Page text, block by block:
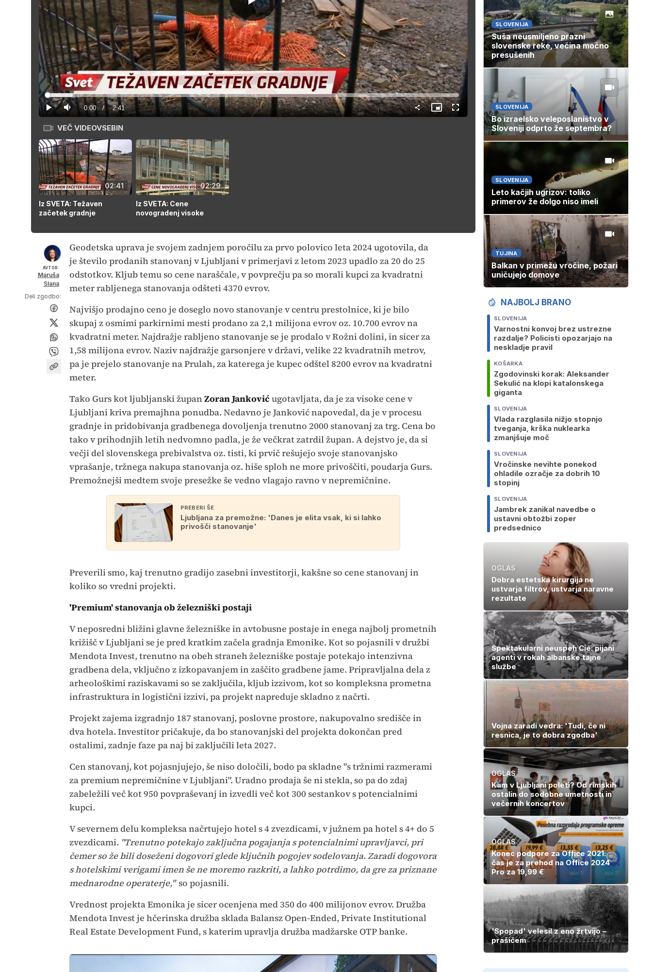
Predvajaj
PredvajajTiho Current
Time
0:00 / Duration
2:41
Loaded:
6.13%
Slika
v
Celozaslonski
način
VEČ VIDEOVSEBIN
02:41
Iz SVETA: Težaven
začetek gradnje
02:29
Iz SVETA: Cene
novogradenj visoke
AVTOR:
Maruša
Slana
Deli zgodbo:
Geodetska uprava je svojem zadnjem poročilu za prvo polovico leta 2024 ugotovila, da
je število prodanih stanovanj v Ljubljani v primerjavi z letom 2023 upadlo za 20 do 25
odstotkov. Kljub temu so cene naraščale, v povprečju pa so morali kupci za kvadratni
meter rabljenega stanovanja odšteti 4370 evrov.
Najvišjo prodajno ceno je doseglo novo stanovanje v centru prestolnice, ki je bilo
skupaj z osmimi parkirnimi mesti prodano za 2,1 milijona evrov oz. 10.700 evrov na
kvadratni meter. Najdražje rabljeno stanovanje se je prodalo v Rožni dolini, in sicer za
1,58 milijona evrov. Naziv najdražje garsonjere v državi, velike 22 kvadratnih metrov,
pa je prejelo stanovanje na Prulah, za katerega je kupec odštel 8200 evrov na kvadratni
meter.
Tako Gurs kot ljubljanski županZoran Janković ugotavljata, da je za visoke cene v
Ljubljani kriva premajhna ponudba. Nedavno je Janković napovedal, da je v procesu
gradnje in pridobivanja gradbenega dovoljenja trenutno 2000 stanovanj za trg. Cena bo
tako v prihodnjih letih nedvomno padla, je že večkrat zatrdil župan. A dejstvo je, da si
večji del slovenskega prebivalstva oz. tisti, ki prvič rešujejo svoje stanovanjsko
vprašanje, tržnega nakupa stanovanja oz. hiše sploh ne more privoščiti, poudarja Gurs.
Premožnejši medtem svoje presežke še vedno vlagajo ravno v nepremičnine.
PREBERI ŠE
Ljubljana za premožne: 'Danes je elita vsak, ki si lahko
privošči stanovanje'
Preverili smo, kaj trenutno gradijo zasebni investitorji, kakšne so cene stanovanj in
koliko so vredni projekti.
'Premium' stanovanja ob železniški postaji
V neposredni bližini glavne železniške in avtobusne postaje in enega najbolj prometnih
križišč v Ljubljani se je pred kratkim začela gradnja Emonike. Kot so pojasnili v družbi
Mendota Invest, trenutno na obeh straneh železniške postaje potekajo intenzivna
gradbena dela, vključno z izkopavanjem in zaščito gradbene jame. Pripravljalna dela z
arheološkimi raziskavami so se zaključila, kljub izzivom, kot so kompleksna prometna
infrastruktura in logistični izzivi, pa projekt napreduje skladno z načrti.
Projekt zajema izgradnjo 187 stanovanj, poslovne prostore, nakupovalno središče in
dva hotela. Investitor pričakuje, da bo stanovanjski del projekta dokončan pred
ostalimi, zadnje faze pa naj bi zaključili leta 2027.
Cen stanovanj, kot pojasnjujejo, še niso določili, bodo pa skladne "s tržnimi razmerami
za premium nepremičnine v Ljubljani". Uradno prodaja še ni stekla, so pa do zdaj
zabeležili več kot 950 povpraševanj in izvedli več kot 300 sestankov s potencialnimi
kupci.
V severnem delu kompleksa načrtujejo hotel s 4 zvezdicami, v južnem pa hotel s 4+ do 5
zvezdicami. "Trenutno potekajo zaključna pogajanja s potencialnimi upravljavci, pri
čemer so že bili doseženi dogovori glede ključnih pogojev sodelovanja. Zaradi dogovora
s hotelskimi verigami imen še ne moremo razkriti, a lahko potrdimo, da gre za priznane
mednarodne operaterje,"so pojasnili.
Vrednost projekta Emonika je sicer ocenjena med 350 do 400 milijonov evrov. Družba
Mendota Invest je hčerinska družba sklada Balansz Open-Ended, Private Institutional
Real Estate Development Fund, s katerim upravlja družba madžarske OTP banke.
SLOVENIJA
Suša neusmiljeno prazni
slovenske reke, večina močno
presušenih
SLOVENIJA
Bo izraelsko veleposlaništvo v
Sloveniji odprto že septembra?
SLOVENIJA
Leto kačjih ugrizov: toliko
primerov že dolgo niso imeli
TUJINA
Balkan v primežu vročine, požari
uničujejo domove
NAJBOLJ BRANO
SLOVENIJA
Varnostni konvoj brez ustrezne
razdalje? Policisti opozarjajo na
neskladje pravil
KOŠARKA
Zgodovinski korak: Aleksander
Sekulić na klopi katalonskega
giganta
SLOVENIJA
Vlada razglasila nižjo stopnjo
tveganja, krška nuklearka
zmanjšuje moč
SLOVENIJA
Vročinske nevihte ponekod
ohladile ozračje za dobrih 10
stopinj
SLOVENIJA
Jambrek zanikal navedbe o
ustavni obtožbi zoper
predsednico
OGLAS
Dobra estetska kirurgija ne
ustvarja filtrov, ustvarja naravne
rezultate
Spektakularni neuspeh Cie: pijani
agenti v rokah albanske tajne
službe
Vojna zaradi vedra: 'Tudi, če ni
resnica, je to dobra zgodba'
OGLAS
Kam v Ljubljani poleti? Od rimskih
ostalin do sodobne umetnosti in
večernih koncertov
OGLAS
Konec podpore za Office 2021:
čas je za prehod na Office 2024
Pro za 19,99 €
'Spopad' velesil z eno žrtvijo –
prašičem